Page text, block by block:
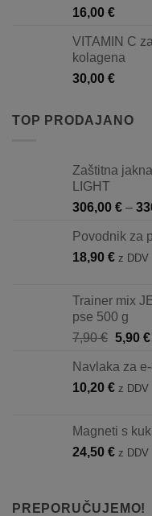
16,00 €
VITAMIN C
kolagena
30,00 €
TOP PRODAJANO
Zaštitna
LIGHT
306,00 € –
Povodnik za
18,90 € z DDV
Trainer mix
pse 500 g
7,90€
bila
je:
5,90 €
Navlaka za
10,20 € z DDV
Magneti s
24,50 € z DDV
PREPORUČUJEMO!